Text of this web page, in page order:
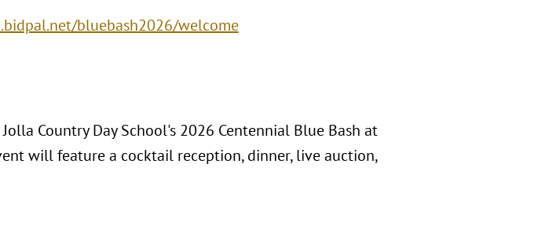
bluebash2026/welcome
Country Day School's 2026 Centennial Blue Bash at
will feature a cocktail reception, dinner, live auction,